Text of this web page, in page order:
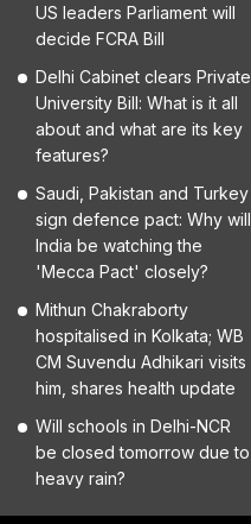
US leaders Parliament will
decide FCRA Bill
Delhi Cabinet clears Private
University Bill: What is it all
about and what are its key
features?
Saudi, Pakistan and Turkey
sign defence pact: Why will
India be watching the
'Mecca Pact' closely?
Mithun Chakraborty
hospitalised in Kolkata; WB
CM Suvendu Adhikari visits
him, shares health update
Will schools in Delhi-NCR
be closed tomorrow due to
heavy rain?